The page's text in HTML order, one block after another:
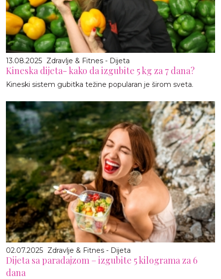
13.08.2025 Zdravlje & Fitnes - Dijeta
Kineska dijeta- kako da izgubite 5 kg za 7 dana?
Kineski sistem gubitka težine popularan je širom sveta.
02.07.2025 Zdravlje & Fitnes - Dijeta
Dijeta sa paradajzom – izgubite 5 kilograma za 6
dana